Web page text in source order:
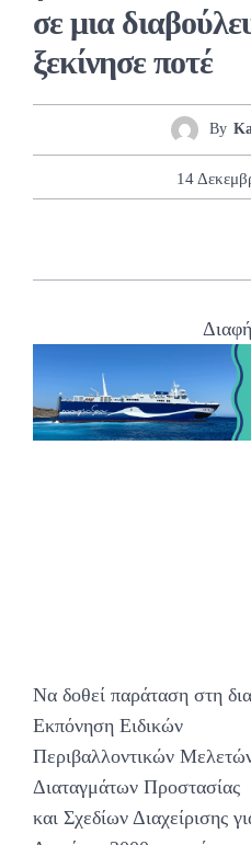
σε μια
ξεκίνησε ποτέ
By
14
Να δοθεί παράταση στη
Εκπόνηση Ειδικών
Περιβαλλοντικών
Διαταγμάτων Προστασίας
και Σχεδίων Διαχείρισης